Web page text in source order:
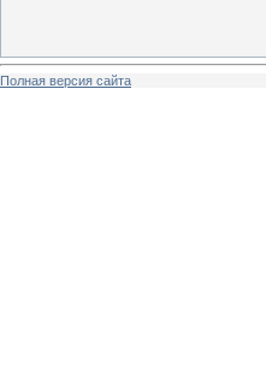
Полная версия сайта